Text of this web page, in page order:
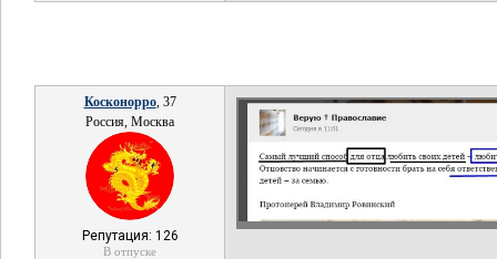
Косконорро, 37
Россия, Москва
Репутация: 126
В отпуске